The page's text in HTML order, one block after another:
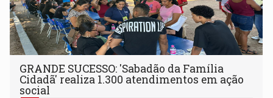
GRANDE SUCESSO: 'Sabadão da Família
Cidadã' realiza 1.300 atendimentos em ação
social